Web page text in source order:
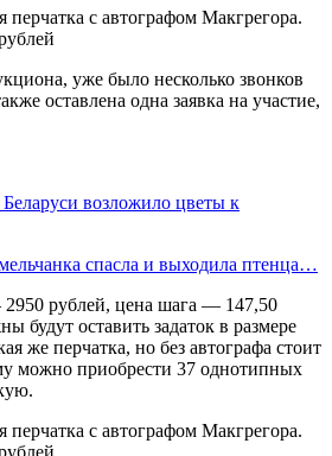
уже было несколько звонков
оставлена одна заявка на участие,
возложило цветы к
спасла и выходила птенца…
рублей, цена шага — 147,50
будут оставить задаток в размере
же перчатка, но без автографа стоит
можно приобрести 37 однотипных